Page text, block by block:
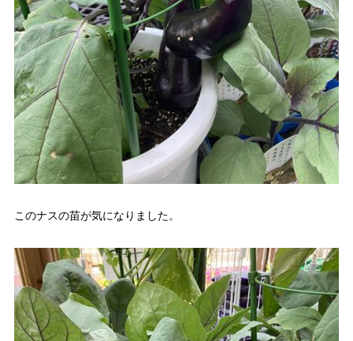
このナスの苗が気になりました。